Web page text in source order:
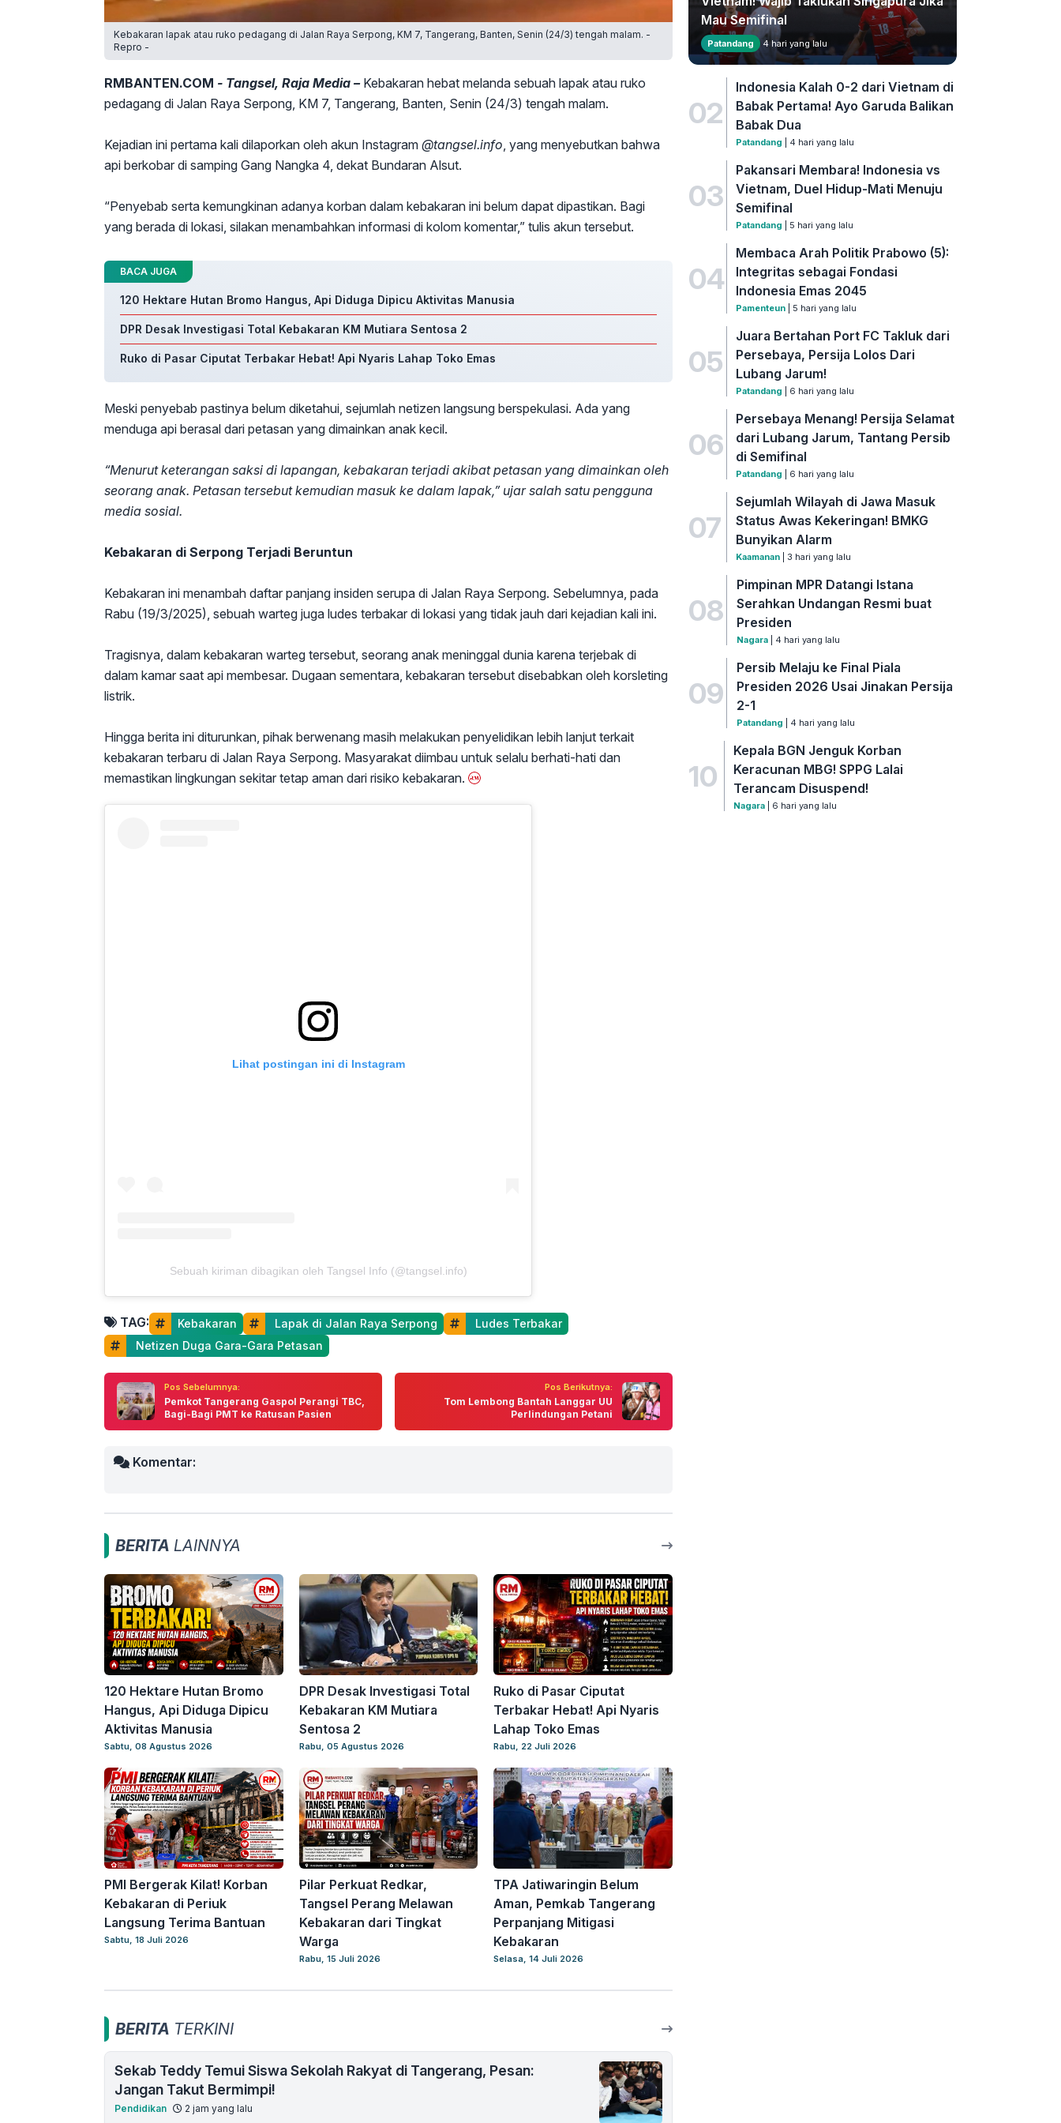
Kebakaran lapak atau ruko pedagang di Jalan Raya Serpong, KM 7, Tangerang, Banten, Senin (24/3) tengah malam. -
Repro -
RMBANTEN.COM - Tangsel, Raja Media –Kebakaran hebat melanda sebuah lapak atau ruko
pedagang di Jalan Raya Serpong, KM 7, Tangerang, Banten, Senin (24/3) tengah malam.
Kejadian ini pertama kali dilaporkan oleh akun Instagram @tangsel.info, yang menyebutkan bahwa
api berkobar di samping Gang Nangka 4, dekat Bundaran Alsut.
“Penyebab serta kemungkinan adanya korban dalam kebakaran ini belum dapat dipastikan. Bagi
yang berada di lokasi, silakan menambahkan informasi di kolom komentar,” tulis akun tersebut.
BACA JUGA
120 Hektare Hutan Bromo Hangus, Api Diduga Dipicu Aktivitas Manusia
DPR Desak Investigasi Total Kebakaran KM Mutiara Sentosa 2
Ruko di Pasar Ciputat Terbakar Hebat! Api Nyaris Lahap Toko Emas
Meski penyebab pastinya belum diketahui, sejumlah netizen langsung berspekulasi. Ada yang
menduga api berasal dari petasan yang dimainkan anak kecil.
“Menurut keterangan saksi di lapangan, kebakaran terjadi akibat petasan yang dimainkan oleh
seorang anak. Petasan tersebut kemudian masuk ke dalam lapak,” ujar salah satu pengguna
media sosial.
Kebakaran di Serpong Terjadi Beruntun
Kebakaran ini menambah daftar panjang insiden serupa di Jalan Raya Serpong. Sebelumnya, pada
Rabu (19/3/2025), sebuah warteg juga ludes terbakar di lokasi yang tidak jauh dari kejadian kali ini.
Tragisnya, dalam kebakaran warteg tersebut, seorang anak meninggal dunia karena terjebak di
dalam kamar saat api membesar. Dugaan sementara, kebakaran tersebut disebabkan oleh korsleting
listrik.
Hingga berita ini diturunkan, pihak berwenang masih melakukan penyelidikan lebih lanjut terkait
kebakaran terbaru di Jalan Raya Serpong. Masyarakat diimbau untuk selalu berhati-hati dan
memastikan lingkungan sekitar tetap aman dari risiko kebakaran.
Lihat postingan ini di Instagram
Sebuah kiriman dibagikan oleh Tangsel Info (@tangsel.info)
TAG: Kebakaran Lapak di Jalan Raya Serpong
Ludes Terbakar
Netizen Duga Gara-Gara Petasan
Pos Sebelumnya:
Pemkot Tangerang Gaspol Perangi TBC,
Bagi-Bagi PMT ke Ratusan Pasien
Pos Berikutnya:
Tom Lembong Bantah Langgar UU
Perlindungan Petani
Komentar:
BERITA LAINNYA
120 Hektare Hutan Bromo
Hangus, Api Diduga Dipicu
Aktivitas Manusia
Sabtu, 08 Agustus 2026
DPR Desak Investigasi Total
Kebakaran KM Mutiara
Sentosa 2
Rabu, 05 Agustus 2026
Ruko di Pasar Ciputat
Terbakar Hebat! Api Nyaris
Lahap Toko Emas
Rabu, 22 Juli 2026
PMI Bergerak Kilat! Korban
Kebakaran di Periuk
Langsung Terima Bantuan
Sabtu, 18 Juli 2026
Pilar Perkuat Redkar,
Tangsel Perang Melawan
Kebakaran dari Tingkat
Warga
Rabu, 15 Juli 2026
TPA Jatiwaringin Belum
Aman, Pemkab Tangerang
Perpanjang Mitigasi
Kebakaran
Selasa, 14 Juli 2026
BERITA TERKINI
Sekab Teddy Temui Siswa Sekolah Rakyat di Tangerang, Pesan:
Jangan Takut Bermimpi!
Pendidikan 2 jam yang lalu
Mau Semifinal
Patandang 4 hari yang lalu
02
Indonesia Kalah 0-2 dari Vietnam di
Babak Pertama! Ayo Garuda Balikan
Babak Dua
Patandang | 4 hari yang lalu
03
Pakansari Membara! Indonesia vs
Vietnam, Duel Hidup-Mati Menuju
Semifinal
Patandang | 5 hari yang lalu
04
Membaca Arah Politik Prabowo (5):
Integritas sebagai Fondasi
Indonesia Emas 2045
Pamenteun | 5 hari yang lalu
05
Juara Bertahan Port FC Takluk dari
Persebaya, Persija Lolos Dari
Lubang Jarum!
Patandang | 6 hari yang lalu
06
Persebaya Menang! Persija Selamat
dari Lubang Jarum, Tantang Persib
di Semifinal
Patandang | 6 hari yang lalu
07
Sejumlah Wilayah di Jawa Masuk
Status Awas Kekeringan! BMKG
Bunyikan Alarm
Kaamanan | 3 hari yang lalu
08
Pimpinan MPR Datangi Istana
Serahkan Undangan Resmi buat
Presiden
Nagara| 4 hari yang lalu
09
Persib Melaju ke Final Piala
Presiden 2026 Usai Jinakan Persija
2-1
Patandang | 4 hari yang lalu
10
Kepala BGN Jenguk Korban
Keracunan MBG! SPPG Lalai
Terancam Disuspend!
Nagara | 6 hari yang lalu